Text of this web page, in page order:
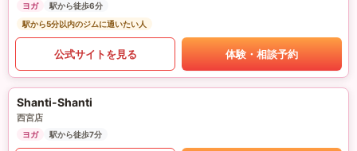
ヨガ
駅から徒歩6分
駅から5分以内のジムに通いたい人
公式サイトを見る 体験・相談予約
Shanti-Shanti
西宮店
ヨガ 駅から徒歩7分